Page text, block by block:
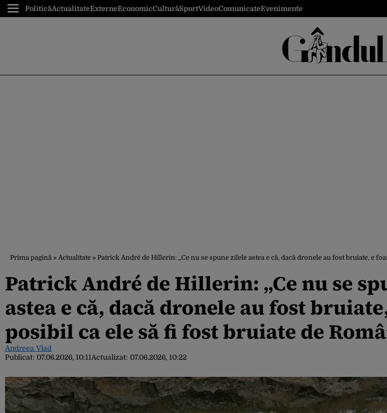
PoliticăActualitateExterneEconomicCulturăSportVideoComunicateEvenimente
Prima pagină » Actualitate » Patrick André de Hillerin: „Ce nu se spune zilele astea e că, dacă dronele au fost bruiate, e
Patrick André de Hillerin: „Ce nu se
astea e că, dacă dronele au fost
posibil ca ele să fi fost bruiate de
Andreea Vlad
Publicat: 07.06.2026, 10:11Actualizat: 07.06.2026, 10:22